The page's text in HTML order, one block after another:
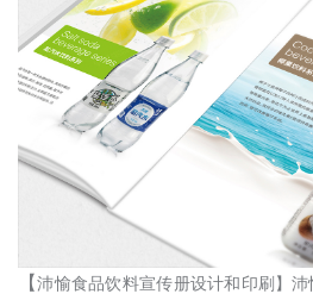
【沛愉食品饮料宣传册设计和印刷 】沛